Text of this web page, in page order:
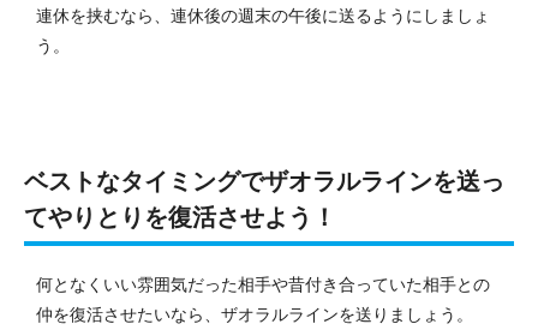
連休を挟むなら、連休後の週末の午後に送るようにしましょ
う。
ベストなタイミングでザオラルラインを送っ
てやりとりを復活させよう！
何となくいい雰囲気だった相手や昔付き合っていた相手との
仲を復活させたいなら、ザオラルラインを送りましょう。